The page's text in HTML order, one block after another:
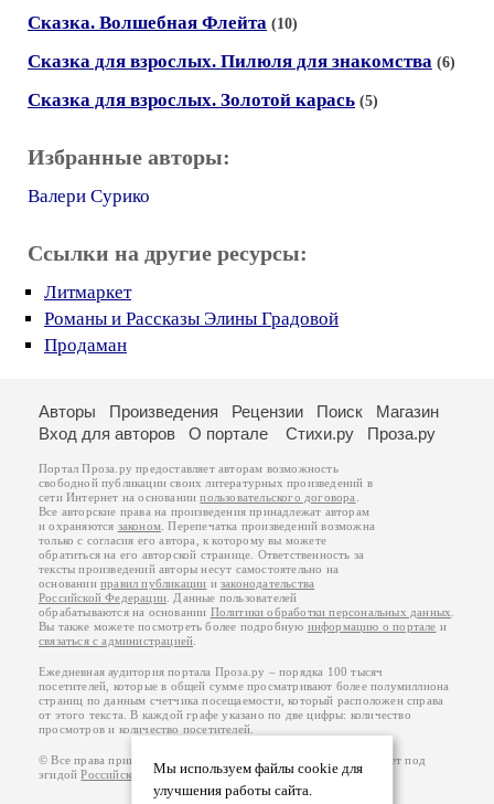
Сказка. Волшебная Флейта (10)
Сказка для взрослых. Пилюля для знакомства (6)
Сказка для взрослых. Золотой карась (5)
Избранные авторы:
Валери Сурико
Ссылки на другие ресурсы:
Литмаркет
Романы и Рассказы Элины Градовой
Продаман
Мы используем файлы cookie для
улучшения работы сайта.
Авторы Произведения Рецензии Поиск
Магазин
Вход для авторов
О портале Стихи.ру Проза.ру
Портал Проза.ру предоставляет авторам возможность
свободной публикации своих литературных произведений в
сети Интернет на основаниипользовательского договора
Все авторские права на произведения принадлежат авторам
и охраняются законом . Перепечатка произведений возможна
только с согласия его автора, к которому вы можете
обратиться на его авторской странице. Ответственность за
тексты произведений авторы несут самостоятельно на
основанииправил публикации изаконодательства
Российской Федерации . Данные пользователей
обрабатываются на основании Политики обработки персональных данных
Вы также можете посмотреть более подробную информацию о портале и
связаться с администрацией
Ежедневная аудитория портала Проза.ру – порядка 100 тысяч
посетителей, которые в общей сумме просматривают более полумиллиона
страниц по данным счетчика посещаемости, который расположен справа
от этого текста. В каждой графе указано по две цифры: количество
просмотров и количество посетителей.
© Все права принадлежат авторам, 2000-2026. Портал работает под
эгидойРоссийского союза писателей.18+